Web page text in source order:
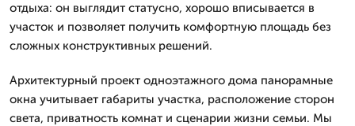
отдыха: он выглядит статусно, хорошо вписывается в
участок и позволяет получить комфортную площадь без
сложных конструктивных решений.
Архитектурный проект одноэтажного дома панорамные
окна учитывает габариты участка, расположение сторон
света, приватность комнат и сценарии жизни семьи. Мы